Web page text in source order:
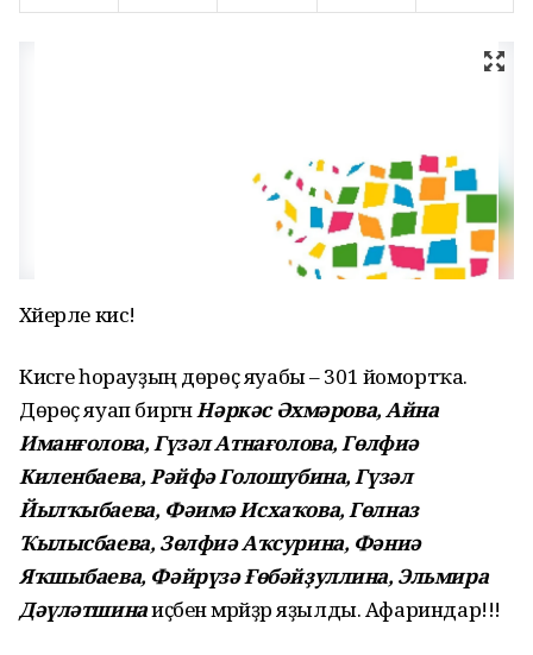
Хәйерле кис!
Кисәге һорауҙың дөрөҫ яуабы – 301 йомортҡа.
Дөрөҫ яуап биргәнНәркәс Әхмәрова, Айна
Иманғолова, Гүзәл Атнағолова, Гөлфиә
Киленбаева, Рәйфә Голошубина, Гүзәл
Йылҡыбаева, Фәимә Исхаҡова, Гөлназ
Ҡылысбаева, Зөлфиә Аҡсурина, Фәниә
Яҡшыбаева, Фәйрүзә Ғөбәйҙуллина, Эльмира
Дәүләтшинаиҫәбенә мәрәйҙәр яҙылды. Афариндар!!!